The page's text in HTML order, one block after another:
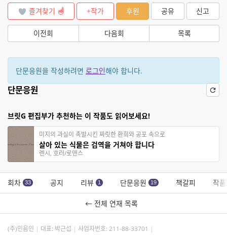
즐겨찾기 +작가 후원 공유 신고
이전회 다음회 목록
단문응원을 작성하려면 로그인해야 합니다.
단문응원
브릿G 편집부가 추천하는 이 작품도 읽어보세요!
미지의 과실이 촉발시킨 짜릿한 환희와 공포 속으로
살아 있는 식물은 검역을 거쳐야 합니다
렌시, 호러/로맨스
회차 33 공지 리뷰 1 단문응원 19 책갈피 작
← 전체 연재 목록
(주)민음인 대표: 박근섭 사업자번호: 211-88-33701